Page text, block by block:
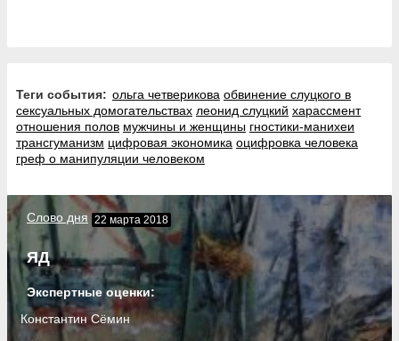
Теги события: ольга четверикова обвинение слуцкого в
сексуальных домогательствах леонид слуцкий харассмент
отношения полов мужчины и женщины гностики-манихеи
трансгуманизм цифровая экономика оцифровка человека
греф о манипуляции человеком
Слово дня 22 марта 2018
ЯД
Экспертные оценки:
Константин Сёмин